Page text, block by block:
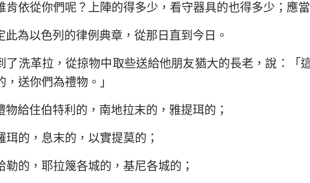
肯依從你們呢？上陣的得多少，看守器具的也得多少；應當
此為以色列的律例典章，從那日直到今日。
了洗革拉，從掠物中取些送給他朋友猶大的長老，說：「
，送你們為禮物。」
物給住伯特利的，南地拉末的，雅提珥的；
珥的，息末的，以實提莫的；
勒的，耶拉篾各城的，基尼各城的；